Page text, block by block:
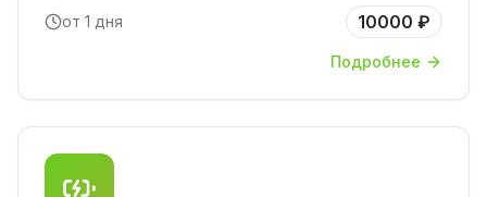
от 1 дня 10000 ₽
Подробнее